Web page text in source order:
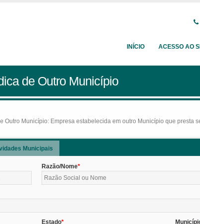
INÍCIO ACESSO AO
de Outro Município
Outro Município: Empresa estabelecida em outro Município que presta
Municipais
Razão/Nome
Estado